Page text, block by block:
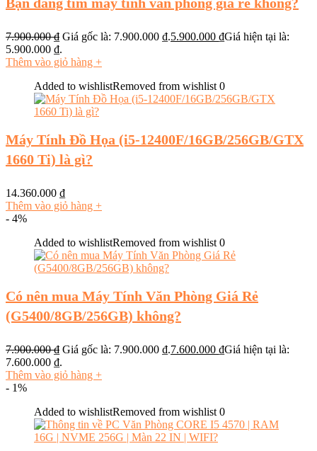
7.900.000₫ Giá gốc là: 7.900.000 ₫.5.900.000 ₫Giá hiện tại là:
5.900.000 ₫.
Thêm vào giỏ hàng +
Added to wishlistRemoved from wishlist 0
Máy Tính Đồ Họa (i5-12400F/16GB/256GB/GTX
1660 Ti) là gì?
14.360.000 ₫
Thêm vào giỏ hàng +
- 4%
Added to wishlistRemoved from wishlist 0
Có nên mua Máy Tính Văn Phòng Giá Rẻ
(G5400/8GB/256GB) không?
7.900.000₫ Giá gốc là: 7.900.000 ₫.7.600.000 ₫Giá hiện tại là:
7.600.000 ₫.
Thêm vào giỏ hàng +
- 1%
Added to wishlistRemoved from wishlist 0